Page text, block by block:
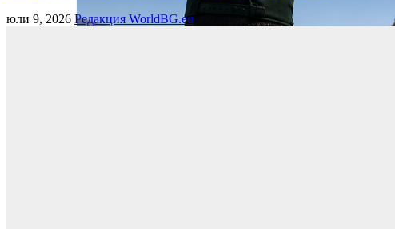
юли 9, 2026 Редакция WorldBG.eu